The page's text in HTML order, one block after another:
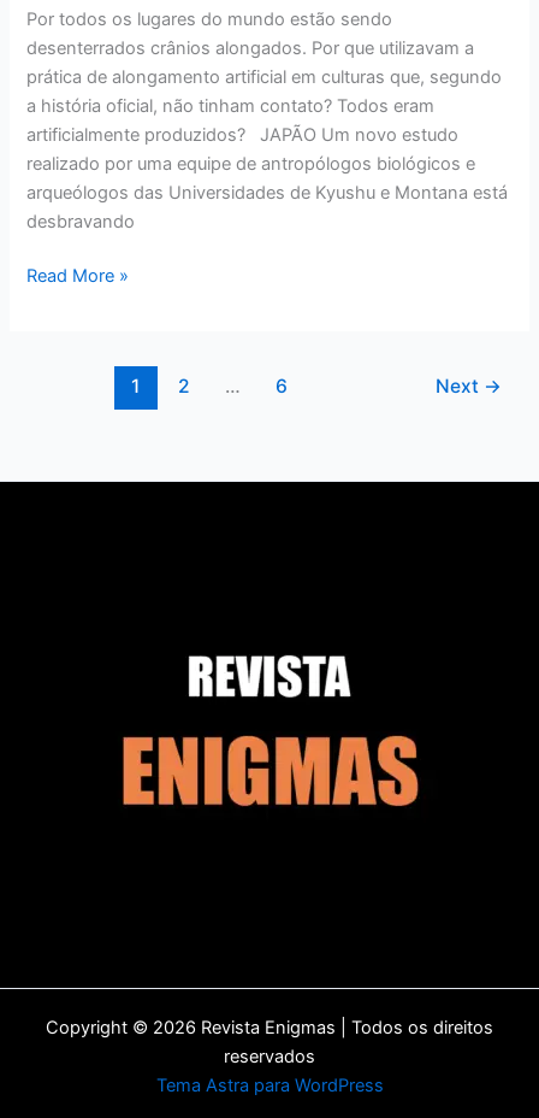
Por todos os lugares do mundo estão sendo
desenterrados crânios alongados. Por que utilizavam a
prática de alongamento artificial em culturas que, segundo
a história oficial, não tinham contato? Todos eram
artificialmente produzidos? JAPÃO Um novo estudo
realizado por uma equipe de antropólogos biológicos e
arqueólogos das Universidades de Kyushu e Montana está
desbravando
Read More »
1 2 … 6 Next →
Copyright © 2026 Revista Enigmas | Todos os direitos
reservados
Tema Astra para WordPress